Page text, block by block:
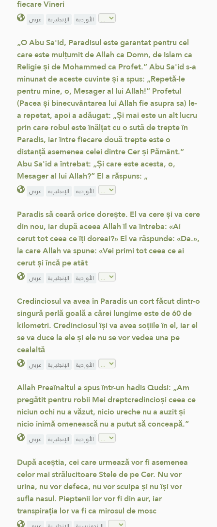
fiecare Vineri
عربي الإنجليزية الأوردية
„O Abu Sa'id, Paradisul este garantat pentru cel
care este mulțumit de Allah ca Domn, de Islam ca
Religie și de Mohammed ca Profet.” Abu Sa'id s-a
minunat de aceste cuvinte și a spus: „Repetă-le
pentru mine, o, Mesager al lui Allah!” Profetul
(Pacea și binecuvântarea lui Allah fie asupra sa) le-
a repetat, apoi a adăugat: „Și mai este un alt lucru
prin care robul este înălțat cu o sută de trepte în
Paradis, iar între fiecare două trepte este o
distanță asemenea celei dintre Cer și Pământ.”
Abu Sa'id a întrebat: „Și care este acesta, o,
Mesager al lui Allah?” El a răspuns: „
عربي الإنجليزية الأوردية
Paradis să ceară orice dorește. El va cere și va cere
din nou, iar după aceea Allah îl va întreba: «Ai
cerut tot ceea ce îți doreai?» El va răspunde: «Da.»,
la care Allah va spune: «Vei primi tot ceea ce ai
cerut și încă pe atât
عربي الإنجليزية الأوردية
Credinciosul va avea în Paradis un cort făcut dintr-o
singură perlă goală a cărei lungime este de 60 de
kilometri. Credinciosul își va avea soțiile în el, iar el
se va duce la ele și ele nu se vor vedea una pe
cealaltă
عربي الإنجليزية الأوردية
Allah Preaînaltul a spus într-un hadis Qudsi: „Am
pregătit pentru robii Mei dreptcredincioși ceea ce
niciun ochi nu a văzut, nicio ureche nu a auzit și
nicio inimă omenească nu a putut să conceapă.”
عربي الإنجليزية الأوردية
După aceștia, cei care urmează vor fi asemenea
celor mai strălucitoare Stele de pe Cer. Nu vor
urina, nu vor defeca, nu vor scuipa și nu își vor
sufla nasul. Pieptenii lor vor fi din aur, iar
transpirația lor va fi ca mirosul de mosc